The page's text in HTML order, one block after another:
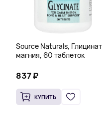
Source Naturals, Глицинат
магния, 60 таблеток
837 ₽
КУПИТЬ